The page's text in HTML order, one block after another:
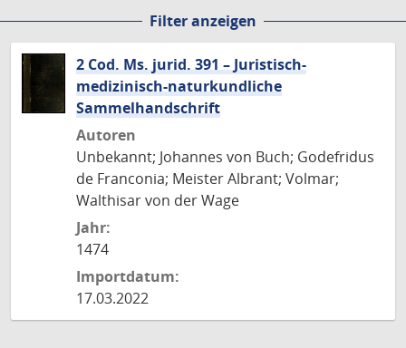
Filter anzeigen
2 Cod. Ms. jurid. 391 – Juristisch-
medizinisch-naturkundliche
Sammelhandschrift
Autoren
Unbekannt; Johannes von Buch; Godefridus
de Franconia; Meister Albrant; Volmar;
Walthisar von der Wage
Jahr:
1474
Importdatum:
17.03.2022